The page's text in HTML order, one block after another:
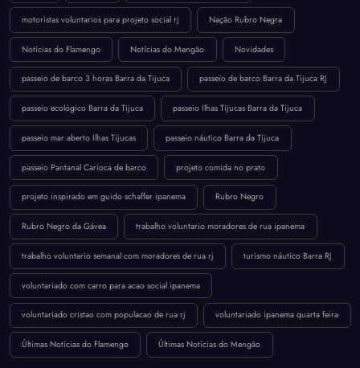
motoristas voluntarios para projeto social rj Nação Rubro Negra
Notícias do Flamengo Notícias do Mengão Novidades
passeio de barco 3 horas Barra da Tijuca passeio de barco Barra da Tijuca RJ
passeio ecológico Barra da Tijuca passeio Ilhas Tijucas Barra da Tijuca
passeio mar aberto Ilhas Tijucas passeio náutico Barra da Tijuca
passeio Pantanal Carioca de barco projeto comida no prato
projeto inspirado em guido schaffer ipanema Rubro Negro
Rubro Negro da Gávea trabalho voluntario moradores de rua ipanema
trabalho voluntario semanal com moradores de rua rj turismo náutico Barra RJ
voluntariado com carro para acao social ipanema
voluntariado cristao com populacao de rua rj voluntariado ipanema quarta feira
Últimas Notícias do Flamengo Últimas Notícias do Mengão